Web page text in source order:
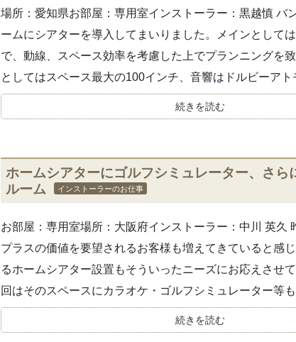
場所：愛知県お部屋：専用室インストーラー：黒越慎 バ
ームにシアターを導入してまいりました。メインとして
で、動線、スペース効率を考慮した上でプランニングを
としてはスペース最大の100インチ、音響はドルビーアト
続きを読む
ホームシアターにゴルフシミュレーター、さ
ルーム
インストーラーのお仕事
お部屋：専用室場所：大阪府インストーラー：中川 英久
プラスの価値を要望されるお客様も増えてきていると感
るホームシアター設置もそういったニーズにお応えさせ
回はそのスペースにカラオケ・ゴルフシミュレーター等
続きを読む